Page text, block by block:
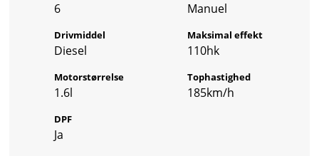
6 Manuel
Drivmiddel
Diesel
Maksimal effekt
110hk
Motorstørrelse
1.6l
Tophastighed
185km/h
DPF
Ja